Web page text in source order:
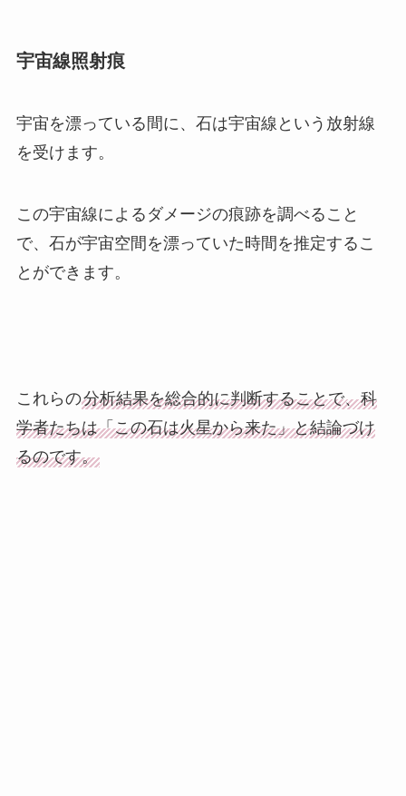
宇宙線照射痕
宇宙を漂っている間に、石は宇宙線という放射線
を受けます。
この宇宙線によるダメージの痕跡を調べること
で、石が宇宙空間を漂っていた時間を推定するこ
とができます。
これらの分析結果を総合的に判断することで、科
学者たちは「この石は火星から来た」と結論づけ
るのです。